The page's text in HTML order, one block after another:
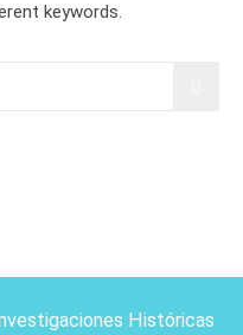
keywords.
Históricas